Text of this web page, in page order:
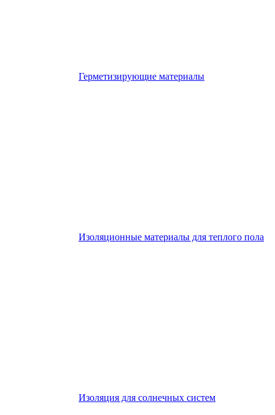
Герметизирующие материалы
Изоляционные материалы для теплого пола
Изоляция для солнечных систем